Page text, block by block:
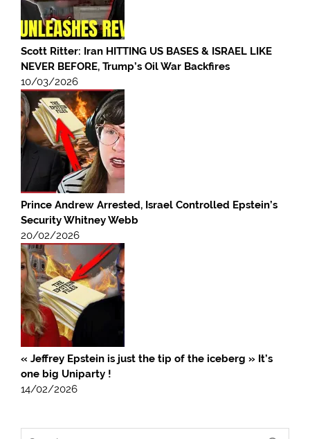
Scott Ritter: Iran HITTING US BASES & ISRAEL LIKE
NEVER BEFORE, Trump’s Oil War Backfires
10/03/2026
Prince Andrew Arrested, Israel Controlled Epstein’s
Security Whitney Webb
20/02/2026
« Jeffrey Epstein is just the tip of the iceberg » It’s
one big Uniparty !
14/02/2026